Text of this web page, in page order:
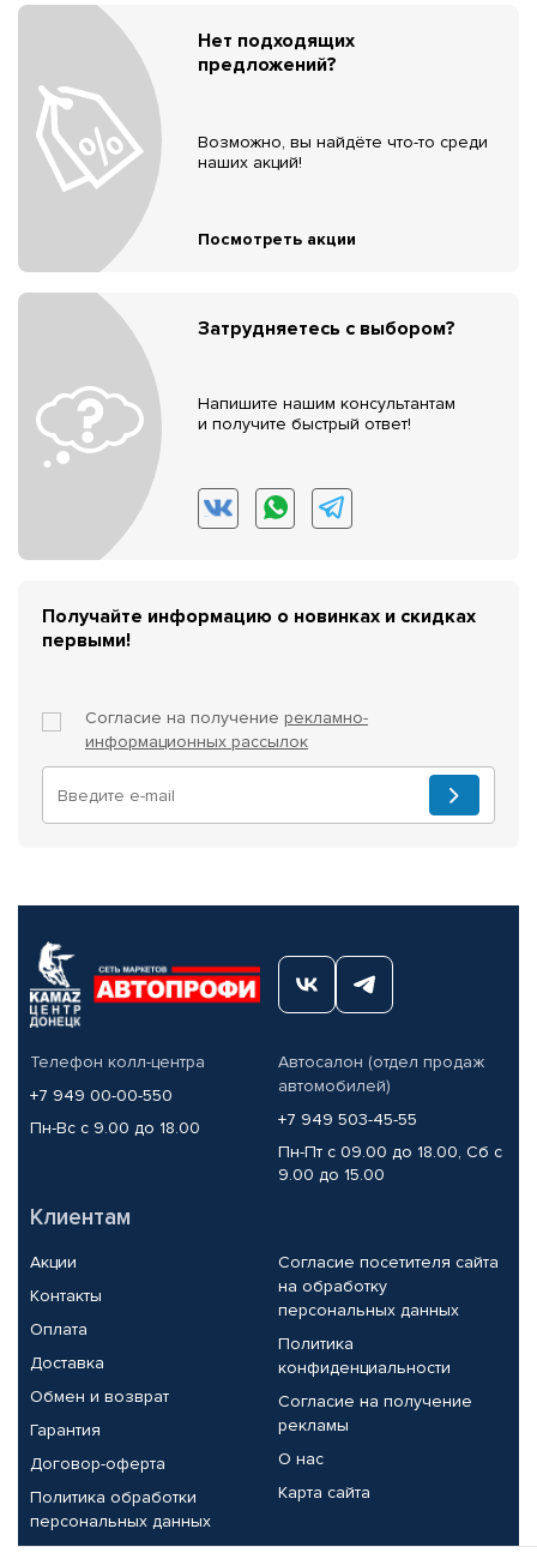
Нет подходящих
предложений?
Возможно, вы найдёте что-то среди
наших акций!
Посмотреть акции
Затрудняетесь с выбором?
Напишите нашим консультантам
и получите быстрый ответ!
Получайте информацию о новинках и скидках
первыми!
Согласие на получение рекламно-
информационных рассылок
Телефон колл-центра
+7 949 00-00-550
Пн-Вс с 9.00 до 18.00
Автосалон (отдел продаж
автомобилей)
+7 949 503-45-55
Пн-Пт с 09.00 до 18.00, Сб с
9.00 до 15.00
Клиентам
Акции
Контакты
Оплата
Доставка
Обмен и возврат
Гарантия
Договор-оферта
Политика обработки
персональных данных
Согласие посетителя сайта
на обработку
персональных данных
Политика
конфиденциальности
Согласие на получение
рекламы
О нас
Карта сайта